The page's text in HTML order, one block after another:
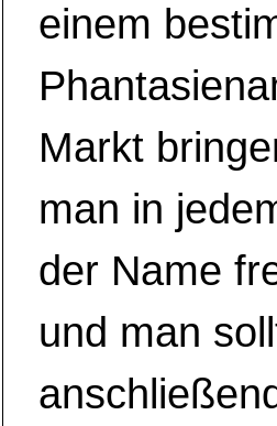
einem
Markt
man in
der Name
und man